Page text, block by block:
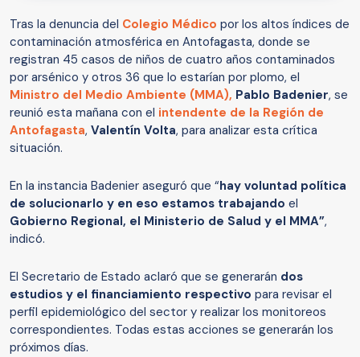
Tras la denuncia del Colegio Médico por los altos índices de
contaminación atmosférica en Antofagasta, donde se
registran 45 casos de niños de cuatro años contaminados
por arsénico y otros 36 que lo estarían por plomo, el
Ministro del Medio Ambiente (MMA), Pablo Badenier, se
reunió esta mañana con el intendente de la Región de
Antofagasta, Valentín Volta, para analizar esta crítica
situación.
En la instancia Badenier aseguró que “hay voluntad política
de solucionarlo y en eso estamos trabajando el
Gobierno Regional, el Ministerio de Salud y el MMA”,
indicó.
El Secretario de Estado aclaró que se generarán dos
estudios y el financiamiento respectivo para revisar el
perfil epidemiológico del sector y realizar los monitoreos
correspondientes. Todas estas acciones se generarán los
próximos días.